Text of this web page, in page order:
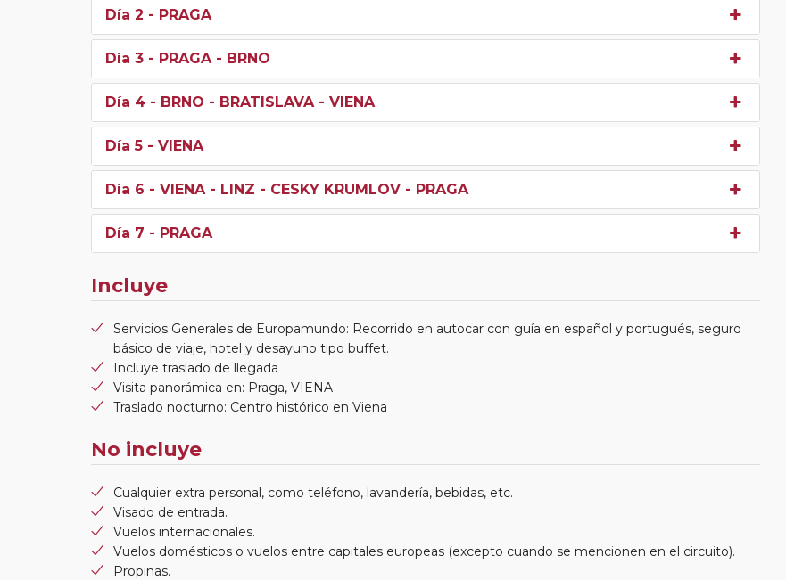
Día 2 - PRAGA
Día 3 - PRAGA - BRNO
Día 4 - BRNO - BRATISLAVA - VIENA
Día 5 - VIENA
Día 6 - VIENA - LINZ - CESKY KRUMLOV - PRAGA
Día 7 - PRAGA
Incluye
Servicios Generales de Europamundo: Recorrido en autocar con guía en español y portugués, seguro
básico de viaje, hotel y desayuno tipo buffet.
Incluye traslado de llegada
Visita panorámica en: Praga, VIENA
Traslado nocturno: Centro histórico en Viena
No incluye
Cualquier extra personal, como teléfono, lavandería, bebidas, etc.
Visado de entrada.
Vuelos internacionales.
Vuelos domésticos o vuelos entre capitales europeas (excepto cuando se mencionen en el circuito).
Propinas.